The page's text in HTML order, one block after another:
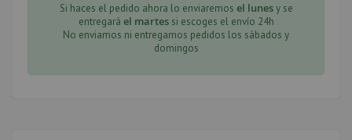
Si haces el pedido ahora lo enviaremos el lunesy se
entregará el martessi escoges el envío 24h
No enviamos ni entregamos pedidos los sábados y
domingos